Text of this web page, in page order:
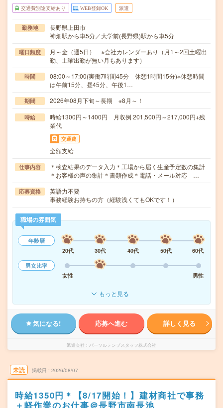
交通費別途支給あり WEB登録OK 派遣
勤務地
長野県上田市
神畑駅から車5分／大学前(長野県)駅から車5分
曜日頻度
月～金（週5日） ※会社カレンダーあり（月1～2回土曜出
勤、土曜出勤が無い月もあります）
時間
08:00～17:00(実働7時間45分 休憩1時間15分)※休憩時間
は午前15分、昼45分、午後1…
期間 2026年08月下旬～長期 ※8月～！
時給
時給1300円～1400円 月収例 201,500円～217,000円+残
業代
交通費
全額支給
仕事内容
＊検査結果のデータ入力＊工場から届く生産予定数の集計
＊お客様の声の集計＊書類作成＊電話・メール対応 …
応募資格
英語力不要
事務経験お持ちの方（経験浅くてもOKです！）
職場の雰囲気
年齢層
20代
30代 40代 50代
60代
男女比率
女性
男性
もっと見る
気になる! 応募へ進む 詳しく見る
派遣会社 パーソルテンプスタッフ株式会社
未読 掲載日 2026/08/07
時給1350円＊【8/17開始！】建材商社で事務
＋軽作業のお仕事＠長野市南長池